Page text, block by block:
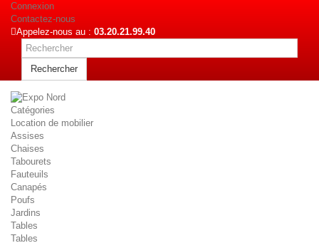
Connexion
Contactez-nous
Appelez-nous au : 03.20.21.99.40
Rechercher
Catégories
Location de mobilier
Assises
Chaises
Tabourets
Fauteuils
Canapés
Poufs
Jardins
Tables
Tables